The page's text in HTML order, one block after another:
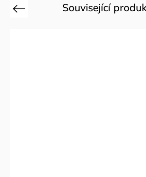
Související
Previous